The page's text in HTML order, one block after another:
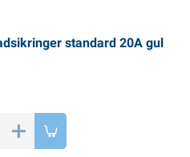
standard 20A gul